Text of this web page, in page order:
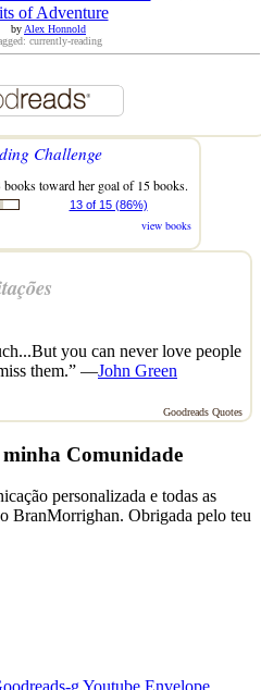
of Adventure
byAlex Honnold
currently-reading
Challenge
books toward her goal of 15 books.
13 of 15 (86%)
view books
you can never love people
them.” —John Green
Goodreads Quotes
minha Comunidade
personalizada e todas as
BranMorrighan. Obrigada pelo teu